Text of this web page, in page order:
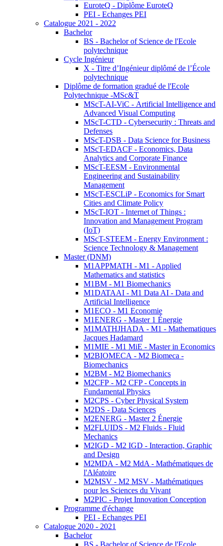
EuroteQ - Diplôme EuroteQ
PEI - Echanges PEI
Catalogue 2021 - 2022
Bachelor
BS - Bachelor of Science de l'Ecole
polytechnique
Cycle Ingénieur
X - Titre d’Ingénieur diplômé de l’École
polytechnique
Diplôme de formation gradué de l'Ecole
Polytechnique -MSc&T
MScT-AI-ViC - Artificial Intelligence and
Advanced Visual Computing
MScT-CTD - Cybersecurity : Threats and
Defenses
MScT-DSB - Data Science for Business
MScT-EDACF - Economics, Data
Analytics and Corporate Finance
MScT-EESM - Environmental
Engineering and Sustainability
Management
MScT-ESCLiP - Economics for Smart
Cities and Climate Policy
MScT-IOT - Internet of Things :
Innovation and Management Program
(IoT)
MScT-STEEM - Energy Environment :
Science Technology & Management
Master (DNM)
M1APPMATH - M1 - Applied
Mathematics and statistics
M1BM - M1 Biomechanics
M1DATAAI - M1 Data AI - Data and
Artificial Intelligence
M1ECO - M1 Economie
M1ENERG - Master 1 Énergie
M1MATHJHADA - M1 - Mathematiques
Jacques Hadamard
M1MIE - M1 MiE - Master in Economics
M2BIOMECA - M2 Biomeca -
Biomechanics
M2BM - M2 Biomechanics
M2CFP - M2 CFP - Concepts in
Fundamental Physics
M2CPS - Cyber Physical System
M2DS - Data Sciences
M2ENERG - Master 2 Énergie
M2FLUIDS - M2 Fluids - Fluid
Mechanics
M2IGD - M2 IGD - Interaction, Graphic
and Design
M2MDA - M2 MdA - Mathématiques de
l'Aléatoire
M2MSV - M2 MSV - Mathématiques
pour les Sciences du Vivant
M2PIC - Projet Innovation Conception
Programme d'échange
PEI - Echanges PEI
Catalogue 2020 - 2021
Bachelor
BS - Bachelor of Science de l'Ecole